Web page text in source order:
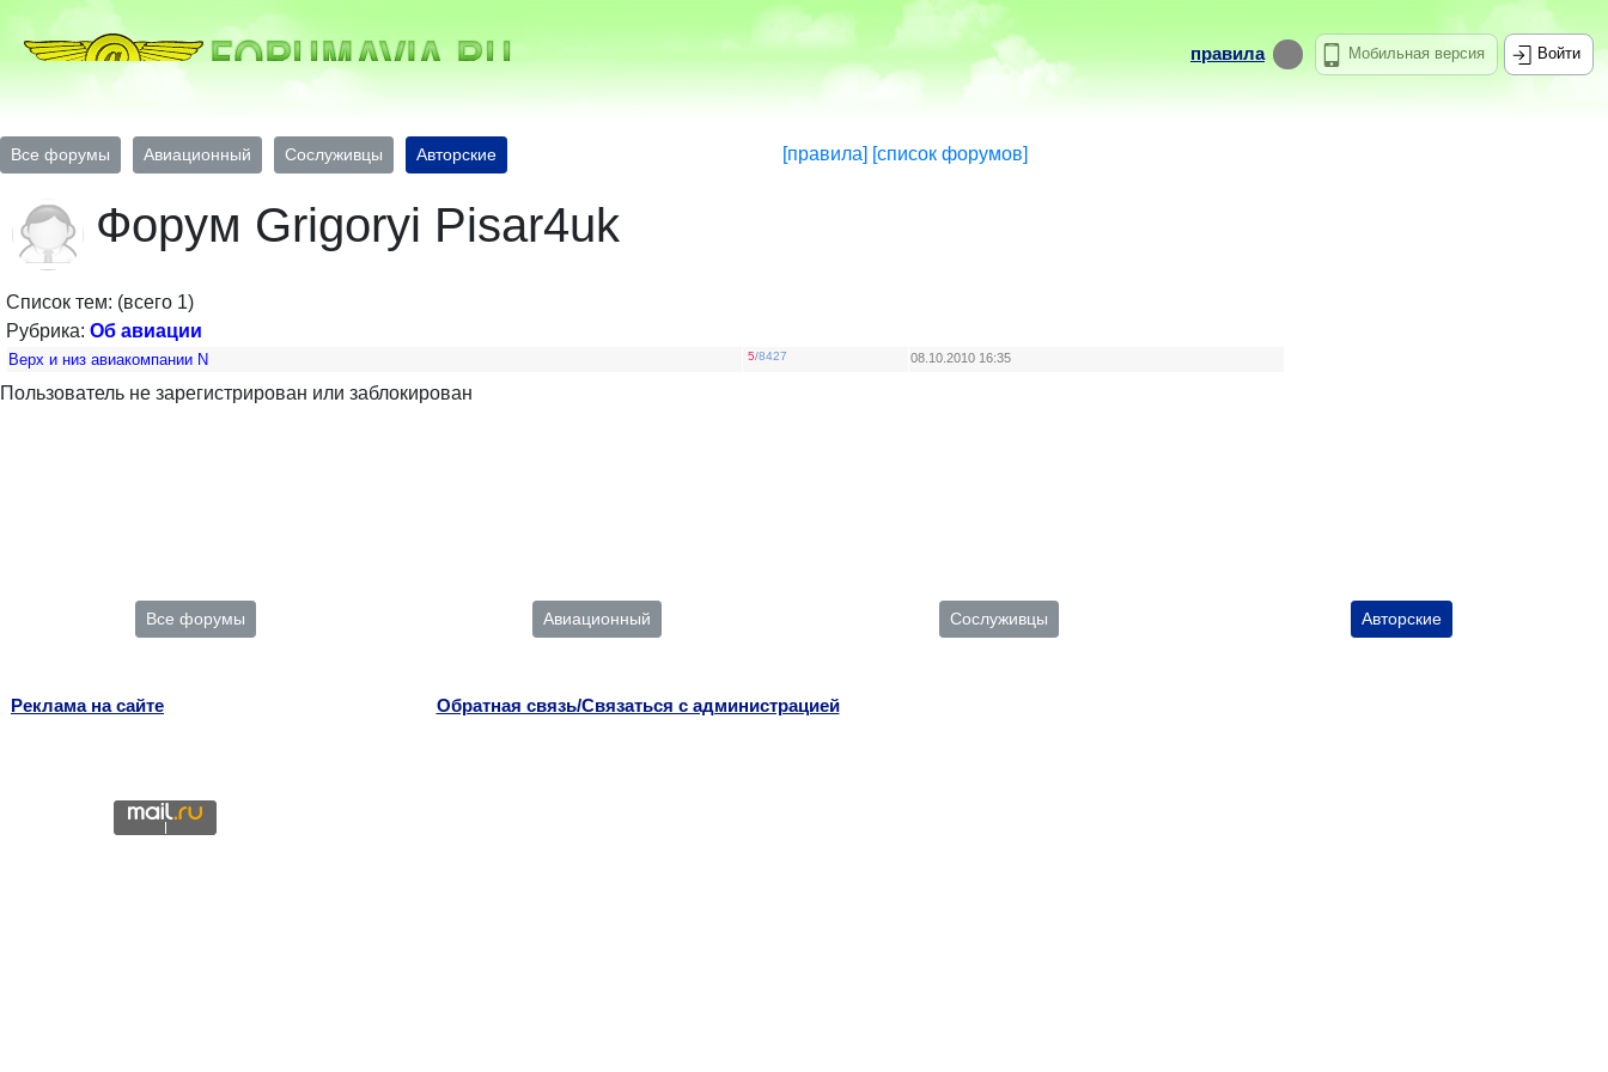
Мобильная версия
правила Войти
Все форумы Авиационный Сослуживцы Авторские [правила] [список форумов]
Форум Grigoryi Pisar4uk
Список тем: (всего 1)
Рубрика: Об авиации
Верх и низ авиакомпании N 5/8427 08.10.2010 16:35
Пользователь не зарегистрирован или заблокирован
Все форумы Авиационный Сослуживцы Авторские
Реклама на сайте Обратная связь/Связаться с администрацией